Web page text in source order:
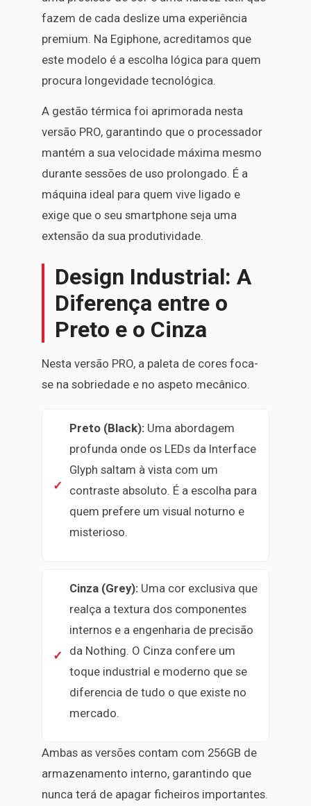
fazem de cada deslize uma experiência
premium. Na Egiphone, acreditamos que
este modelo é a escolha lógica para quem
procura longevidade tecnológica.
A gestão térmica foi aprimorada nesta
versão PRO, garantindo que o processador
mantém a sua velocidade máxima mesmo
durante sessões de uso prolongado. É a
máquina ideal para quem vive ligado e
exige que o seu smartphone seja uma
extensão da sua produtividade.
Design Industrial: A
Diferença entre o
Preto e o Cinza
Nesta versão PRO, a paleta de cores foca-
se na sobriedade e no aspeto mecânico.
Preto (Black): Uma abordagem
profunda onde os LEDs da Interface
Glyph saltam à vista com um
contraste absoluto. É a escolha para
quem prefere um visual noturno e
misterioso.
Cinza (Grey): Uma cor exclusiva que
realça a textura dos componentes
internos e a engenharia de precisão
da Nothing. O Cinza confere um
toque industrial e moderno que se
diferencia de tudo o que existe no
mercado.
Ambas as versões contam com 256GB de
armazenamento interno, garantindo que
nunca terá de apagar ficheiros importantes.